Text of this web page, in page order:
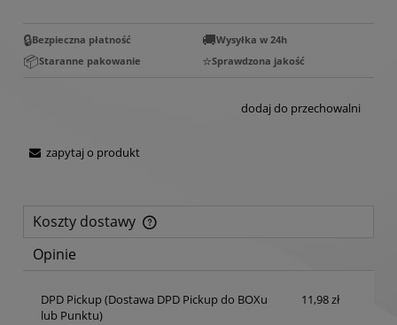
🔒Bezpieczna płatność 🚚Wysyłka w 24h
📦Staranne pakowanie ⭐Sprawdzona jakość
dodaj do przechowalni
zapytaj o produkt
Koszty dostawy
Cena nie zawiera ewentualnych kosztów płatności
Opinie
DPD Pickup(Dostawa DPD Pickup do BOXu
lub Punktu)
11,98 zł